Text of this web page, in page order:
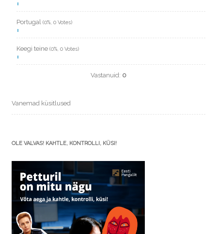
Portugal (0%, 0 Votes)
Keegi teine (0%, 0 Votes)
Vastanuid: 0
Vanemad küsitlused
OLE VALVAS! KAHTLE, KONTROLLI, KÜSI!